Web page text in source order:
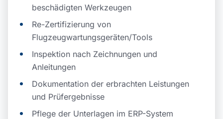
beschädigten Werkzeugen
Re-Zertifizierung von
Flugzeugwartungsgeräten/Tools
Inspektion nach Zeichnungen und
Anleitungen
Dokumentation der erbrachten Leistungen
und Prüfergebnisse
Pflege der Unterlagen im ERP-System